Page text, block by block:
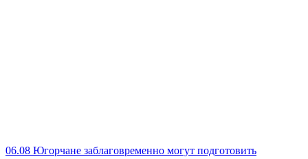
06.08 Югорчане заблаговременно могут подготовить